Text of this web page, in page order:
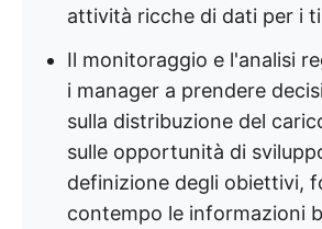
attività ricche di dati per i
Il monitoraggio e l'analisi
i manager a prendere
sulla distribuzione del
sulle opportunità di
definizione degli obiettivi,
contempo le informazioni